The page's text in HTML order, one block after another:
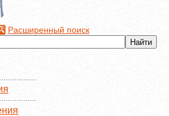
Расширенный поиск